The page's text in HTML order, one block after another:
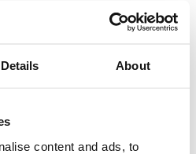
Details About
content and ads, to
9,3